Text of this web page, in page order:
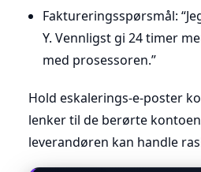
Faktureringsspørsmål:
Y. Vennligst gi 24 timer
med prosessoren.”
Hold eskalerings-e-poster
lenker til de berørte
leverandøren kan handle